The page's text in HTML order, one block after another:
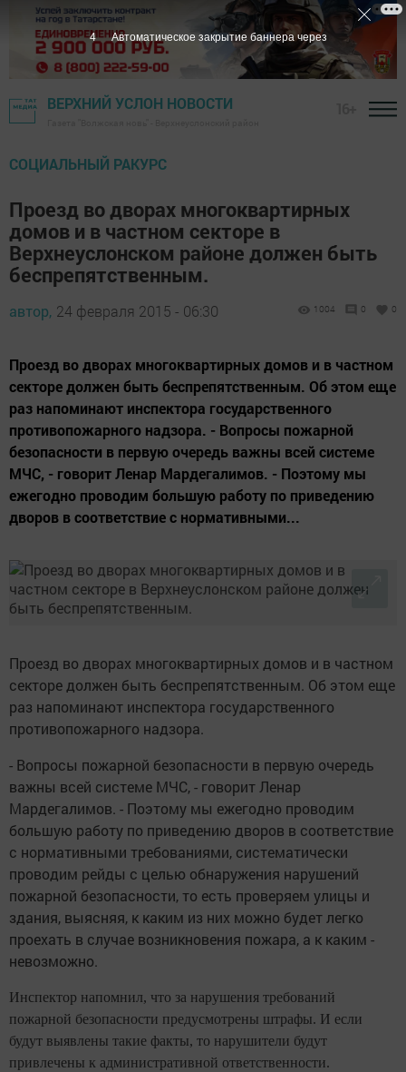
ВЕРХНИЙ УСЛОН НОВОСТИ
СОЦИАЛЬНЫЙ РАКУРС
Проезд во дворах многоквартирных
домов и в частном секторе в
Верхнеуслонском районе должен быть
беспрепятственным.
автор, 24 февраля 2015 - 06:30 1004 0 0
Проезд во дворах многоквартирных домов и в частном
секторе должен быть беспрепятственным. Об этом еще
раз напоминают инспектора государственного
противопожарного надзора. - Вопросы пожарной
безопасности в первую очередь важны всей системе
МЧС, - говорит Ленар Мардегалимов. - Поэтому мы
ежегодно проводим большую работу по приведению
дворов в соответствие с нормативными...
Проезд во дворах многоквартирных домов и в частном
секторе должен быть беспрепятственным. Об этом еще
раз напоминают инспектора государственного
противопожарного надзора.
- Вопросы пожарной безопасности в первую очередь
важны всей системе МЧС, - говорит Ленар
Мардегалимов. - Поэтому мы ежегодно проводим
большую работу по приведению дворов в соответствие
с нормативными требованиями, систематически
проводим рейды с целью обнаружения нарушений
пожарной безопасности, то есть проверяем улицы и
здания, выясняя, к каким из них можно будет легко
проехать в случае возникновения пожара, а к каким -
невозможно.
Инспектор напомнил, что за нарушения требований
пожарной безопасности предусмотрены штрафы. И если
будут выявлены такие факты, то нарушители будут
привлечены к административной ответственности.
3 Автоматическое закрытие баннера через